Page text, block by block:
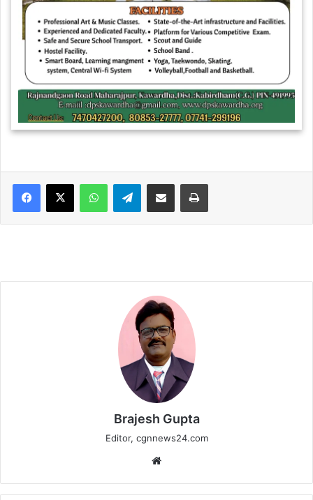
WhatsAppTelegramShare via Email Print
Brajesh Gupta
Editor, cgnnews24.com